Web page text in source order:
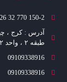
150-2 770 32 026
آدرس : کرج ،
طبقه ۲ ، واحد ۲
09109338916
09109338916